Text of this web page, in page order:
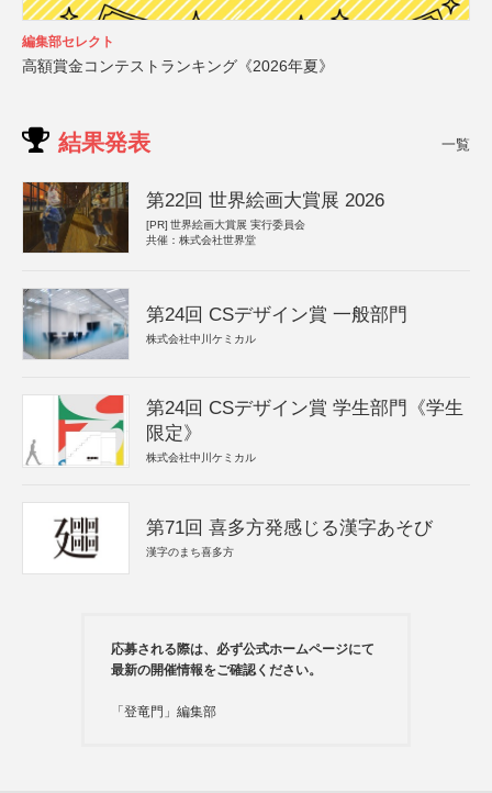
編集部セレクト
高額賞金コンテストランキング《2026年夏》
結果発表 一覧
第22回 世界絵画大賞展 2026
[PR] 世界絵画大賞展 実行委員会
共催：株式会社世界堂
第24回 CSデザイン賞 一般部門
株式会社中川ケミカル
第24回 CSデザイン賞 学生部門《学生
限定》
株式会社中川ケミカル
第71回 喜多方発感じる漢字あそび
漢字のまち喜多方
応募される際は、必ず公式ホームページにて
最新の開催情報をご確認ください。
「登竜門」編集部